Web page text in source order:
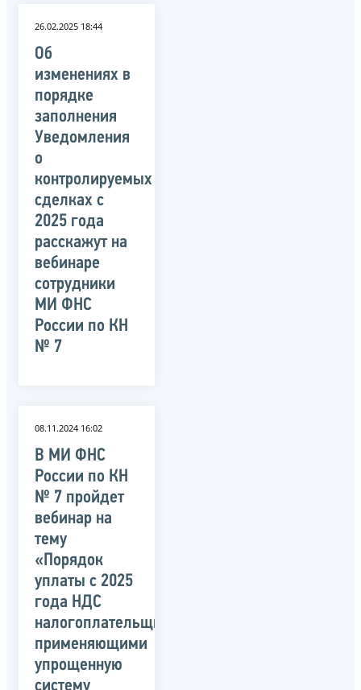
26.02.2025 18:44
Об
изменениях в
порядке
заполнения
Уведомления
о
контролируемых
сделках с
2025 года
расскажут на
вебинаре
сотрудники
МИ ФНС
России по КН
№ 7
08.11.2024 16:02
В МИ ФНС
России по КН
№ 7 пройдет
вебинар на
тему
«Порядок
уплаты с 2025
года НДС
налогоплательщиками,
применяющими
упрощенную
систему